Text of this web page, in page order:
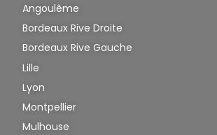
Angoulême
Bordeaux Rive Droite
Bordeaux Rive Gauche
Lille
Lyon
Montpellier
Mulhouse